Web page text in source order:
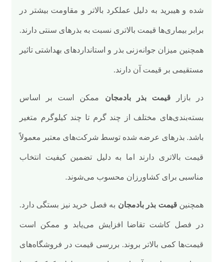
شده و هیبرید به دلیل عملکرد بالاتر و مقاومت بیشتر در
برابر بیماری‌ها قیمت بالاتری نسبت به بذرهای سنتی دارند.
همچنین میزان جوانه‌زنی بذر و استانداردهای بهداشتی تاثیر
مستقیمی بر قیمت آن دارند.
در بازار قیمت بذر بادمجان ممکن است بر اساس
بسته‌بندی‌های مختلف از چند گرم تا چند کیلوگرم متغیر
باشد. بذرهای عرضه شده توسط شرکت‌های معتبر معمولاً
قیمت بالاتری دارند اما به دلیل تضمین کیفیت انتخاب
مناسبی برای کشاورزان محسوب می‌شوند.
همچنین قیمت بذر بادمجان به فصل خرید نیز بستگی دارد.
در فصل کاشت تقاضا افزایش می‌یابد و ممکن است
قیمت‌ها کمی بالاتر بروند. بررسی قیمت در فروشگاه‌های